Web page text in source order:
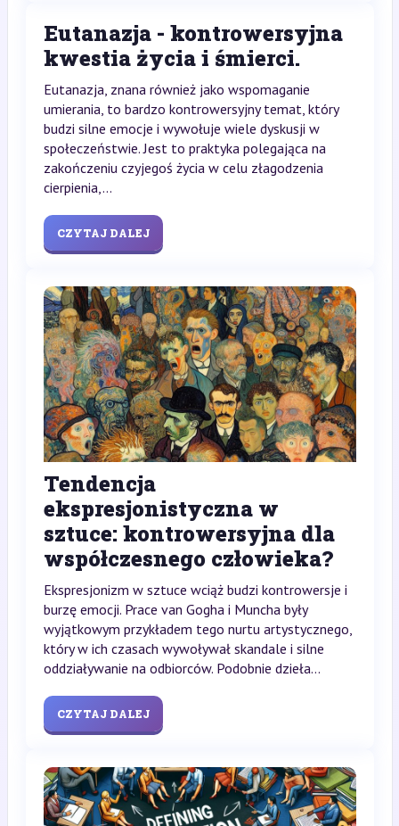
Eutanazja - kontrowersyjna
kwestia życia i śmierci.
Eutanazja, znana również jako wspomaganie
umierania, to bardzo kontrowersyjny temat, który
budzi silne emocje i wywołuje wiele dyskusji w
społeczeństwie. Jest to praktyka polegająca na
zakończeniu czyjegoś życia w celu złagodzenia
cierpienia,...
CZYTAJ DALEJ
Tendencja
ekspresjonistyczna w
sztuce: kontrowersyjna dla
współczesnego człowieka?
Ekspresjonizm w sztuce wciąż budzi kontrowersje i
burzę emocji. Prace van Gogha i Muncha były
wyjątkowym przykładem tego nurtu artystycznego,
który w ich czasach wywoływał skandale i silne
oddziaływanie na odbiorców. Podobnie dzieła...
CZYTAJ DALEJ